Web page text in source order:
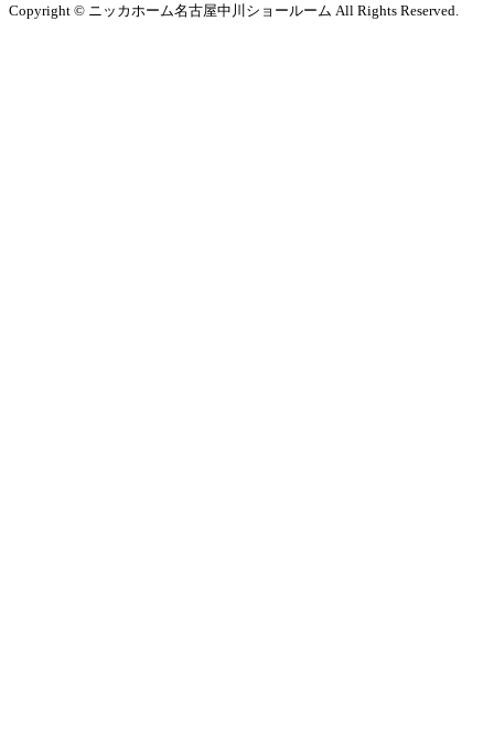
Copyright © ニッカホーム名古屋中川ショールーム All Rights Reserved.